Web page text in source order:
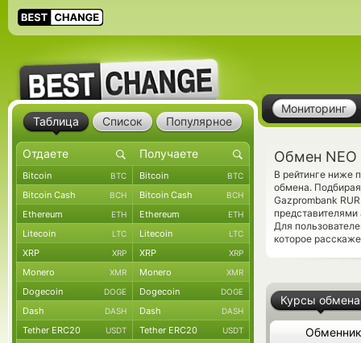
Мониторинг
Обмен NEO
В рейтинге ниже
обмена.
Gazprombank
Для
которое
Курсы обмена
Обменник
Таблица Список Популярное
Bitcoin BTC Bitcoin BTC
Bitcoin Cash BCH Bitcoin Cash BCH
Ethereum ETH Ethereum ETH
Litecoin LTC Litecoin LTC
XRP XRP XRP XRP
Monero XMR Monero XMR
Dogecoin DOGE Dogecoin DOGE
Dash DASH Dash DASH
Tether ERC20 USDT Tether ERC20 USDT